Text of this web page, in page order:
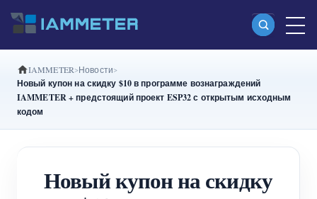
Продукты
(WEM3080)
Трехфазный Wi-Fi-счетчик энергии
IAMMETER Новости
Новый купон на скидку $10 в программе вознаграждений
IAMMETER + предстоящий проект ESP32 с открытым исходным
кодом
Новый купон на скидку